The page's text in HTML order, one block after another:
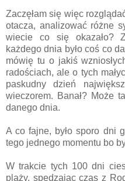
Zaczęłam się więc
otacza, analizować różne
wiecie co się okazało?
każdego dnia było coś co
mówię tu o jakiś
radościach, ale o tych
paskudny dzień
wieczorem. Banał? Może
danego dnia.
A co fajne, było sporo dni
tego jednego momentu bo
W trakcie tych 100 dni
plaży, spędzając czas z